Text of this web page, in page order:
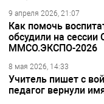
9 апреля 2026, 21:07
Как помочь
обсудили на сессии
ММСО.ЭКСПО-2026
8 мая 2026, 14:33
Учитель пишет с
педагог вернули